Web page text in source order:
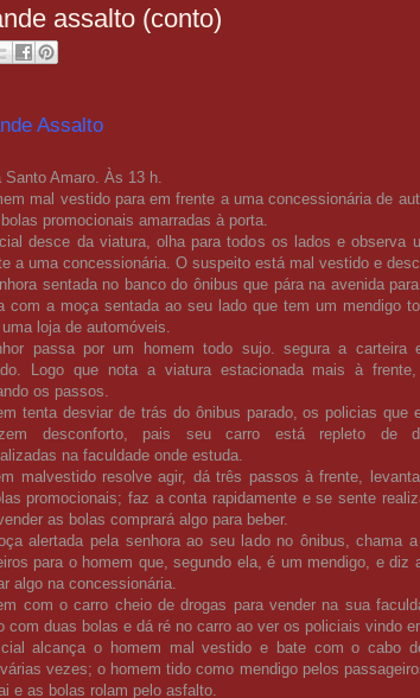
assalto (conto)
Assalto
Santo Amaro. Às 13 h.
mal vestido para em frente a uma concessionária de
promocionais amarradas à porta.
desce da viatura, olha para todos os lados e observa
a uma concessionária. O suspeito está mal vestido e
sentada no banco do ônibus que pára na avenida
com a moça sentada ao seu lado que tem um mendigo
loja de automóveis.
passa por um homem todo sujo. segura a carteira
Logo que nota a viatura estacionada mais à
os passos.
tenta desviar de trás do ônibus parado, os policias que
desconforto, pais seu carro está repleto de
na faculdade onde estuda.
malvestido resolve agir, dá três passos à frente,
promocionais; faz a conta rapidamente e se sente
as bolas comprará algo para beber.
alertada pela senhora ao seu lado no ônibus, chama
para o homem que, segundo ela, é um mendigo, e diz
algo na concessionária.
com o carro cheio de drogas para vender na sua
com duas bolas e dá ré no carro ao ver os policiais vindo
alcança o homem mal vestido e bate com o cabo
vezes; o homem tido como mendigo pelos
e as bolas rolam pelo asfalto.